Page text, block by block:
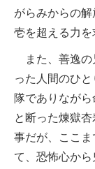
がらみからの
壱を超える力を
また、善逸の
った人間のひ
隊でありなが
と断った煉獄
事だが、ここ
て、恐怖心か